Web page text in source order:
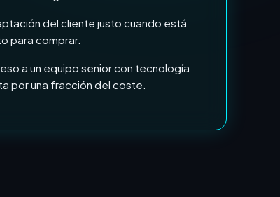
inmediata de interesados en
de 5 segundos.
del cliente justo cuando está
para comprar.
por una fracción del coste.